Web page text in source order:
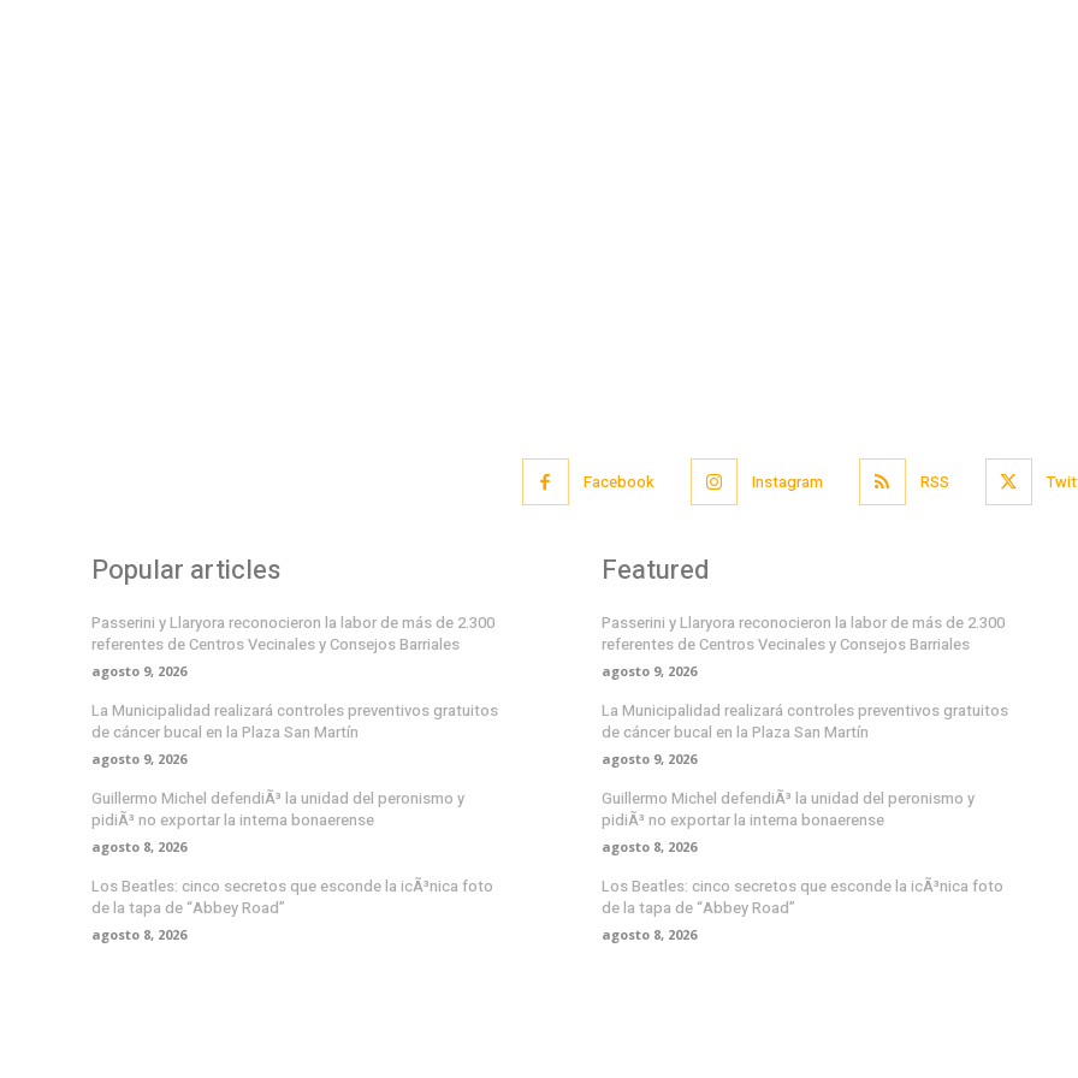
Facebook Instagram RSS
Popular articles
Passerini y Llaryora reconocieron la labor de más de 2.300
referentes de Centros Vecinales y Consejos Barriales
agosto 9, 2026
La Municipalidad realizará controles preventivos gratuitos
de cáncer bucal en la Plaza San Martín
agosto 9, 2026
Guillermo Michel defendiÃ³ la unidad del peronismo y
pidiÃ³ no exportar la interna bonaerense
agosto 8, 2026
Los Beatles: cinco secretos que esconde la icÃ³nica foto
de la tapa de “Abbey Road”
agosto 8, 2026
Featured
Passerini y Llaryora reconocieron la labor de más de 2.300
referentes de Centros Vecinales y Consejos Barriales
agosto 9, 2026
La Municipalidad realizará controles preventivos gratuitos
de cáncer bucal en la Plaza San Martín
agosto 9, 2026
Guillermo Michel defendiÃ³ la unidad del peronismo y
pidiÃ³ no exportar la interna bonaerense
agosto 8, 2026
Los Beatles: cinco secretos que esconde la icÃ³nica foto
de la tapa de “Abbey Road”
agosto 8, 2026